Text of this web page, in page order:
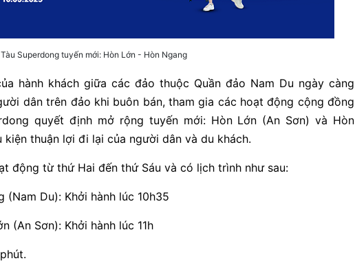
Tàu Superdong tuyến mới: Hòn Lớn - Hòn Ngang
hành khách giữa các đảo thuộc Quần đảo Nam Du ngày càng
dân trên đảo khi buôn bán, tham gia các hoạt động cộng đồng
quyết định mở rộng tuyến mới: Hòn Lớn (An Sơn) và Hòn
kiện thuận lợi đi lại của người dân và du khách.
động từ thứ Hai đến thứ Sáu và có lịch trình như sau:
Du): Khởi hành lúc 10h35
(An Sơn): Khởi hành lúc 11h